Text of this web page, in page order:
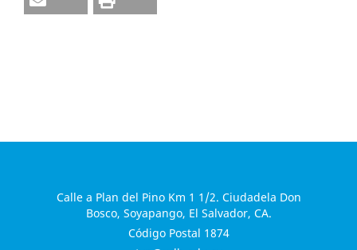
Calle a Plan del Pino Km 1 1/2. Ciudadela Don
Bosco, Soyapango, El Salvador, CA.
Código Postal 1874